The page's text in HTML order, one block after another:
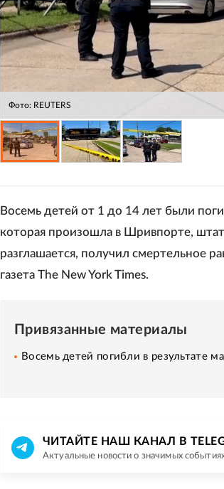
Фото: REUTERS
Восемь детей от 1 до 14 лет были
которая произошла в Шривпорте,
разглашается, получил смертельное
газета The New York Times.
Привязанные материалы
Восемь детей погибли в результате
ЧИТАЙТЕ НАШ КАНАЛ В
Актуальные новости о значимых